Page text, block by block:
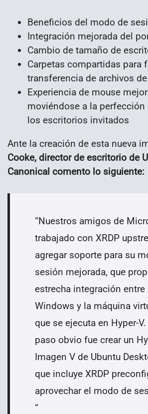
Beneficios del modo de
Integración mejorada del
Cambio de tamaño de
Carpetas compartidas para
transferencia de archivos
Experiencia de mouse
moviéndose a la perfección
los escritorios invitados
Ante la creación de esta nueva
Cooke, director de escritorio de
Canonical comento lo siguiente:
“Nuestros amigos de
trabajado con XRDP
agregar soporte para su
sesión mejorada, que
estrecha integración entre
Windows y la máquina
que se ejecuta en Hyper-
paso obvio fue crear un
Imagen V de Ubuntu
que incluye XRDP
aprovechar el modo de
“